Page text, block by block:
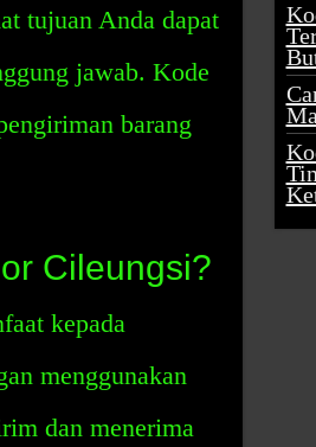
tujuan Anda dapat
jawab. Kode
barang
Cileungsi?
kepada
menggunakan
dan menerima